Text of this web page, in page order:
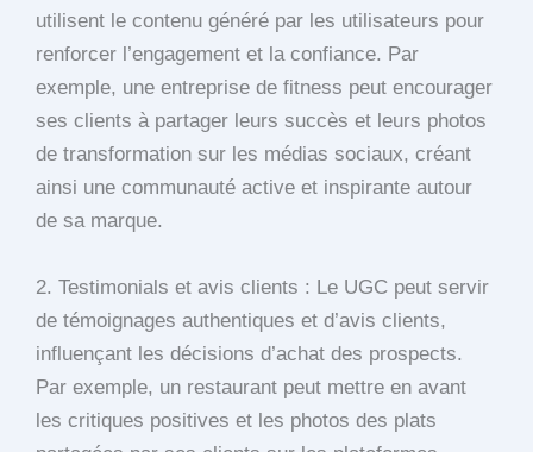
utilisent le contenu généré par les utilisateurs pour
renforcer l’engagement et la confiance. Par
exemple, une entreprise de fitness peut encourager
ses clients à partager leurs succès et leurs photos
de transformation sur les médias sociaux, créant
ainsi une communauté active et inspirante autour
de sa marque.
2. Testimonials et avis clients : Le UGC peut servir
de témoignages authentiques et d’avis clients,
influençant les décisions d’achat des prospects.
Par exemple, un restaurant peut mettre en avant
les critiques positives et les photos des plats